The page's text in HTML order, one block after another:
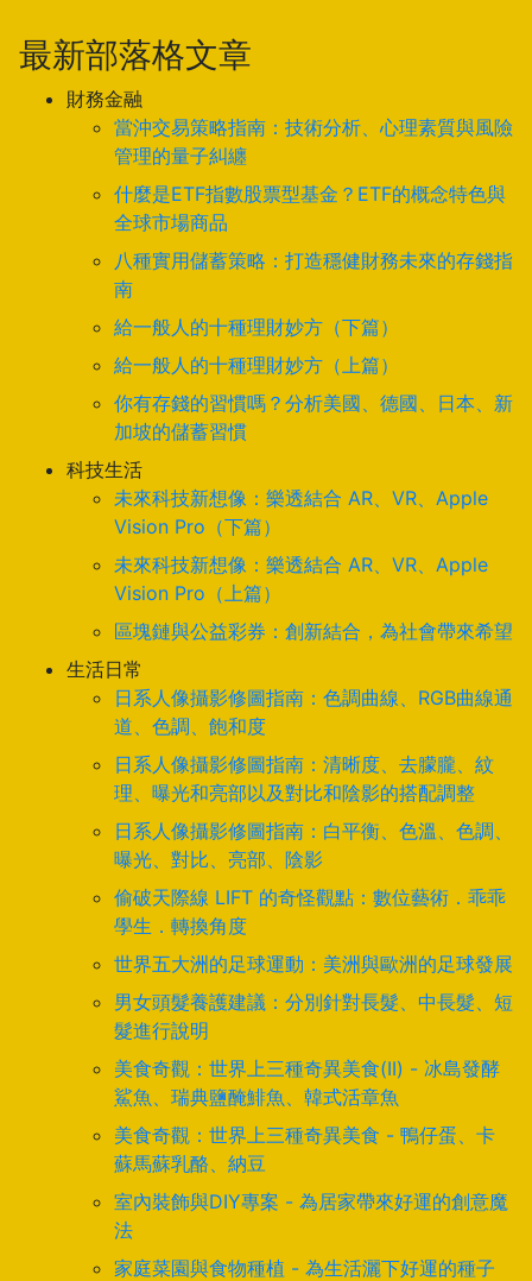
最新部落格文章
財務金融
當沖交易策略指南：技術分析、心理素質與風險
管理的量子糾纏
什麼是ETF指數股票型基金？ETF的概念特色與
全球市場商品
八種實用儲蓄策略：打造穩健財務未來的存錢指
南
給一般人的十種理財妙方（下篇）
給一般人的十種理財妙方（上篇）
你有存錢的習慣嗎？分析美國、德國、日本、新
加坡的儲蓄習慣
科技生活
未來科技新想像：樂透結合 AR、VR、Apple
Vision Pro（下篇）
未來科技新想像：樂透結合 AR、VR、Apple
Vision Pro（上篇）
區塊鏈與公益彩券：創新結合，為社會帶來希望
生活日常
日系人像攝影修圖指南：色調曲線、RGB曲線通
道、色調、飽和度
日系人像攝影修圖指南：清晰度、去朦朧、紋
理、曝光和亮部以及對比和陰影的搭配調整
日系人像攝影修圖指南：白平衡、色溫、色調、
曝光、對比、亮部、陰影
偷破天際線 LIFT 的奇怪觀點：數位藝術．乖乖
學生．轉換角度
世界五大洲的足球運動：美洲與歐洲的足球發展
男女頭髮養護建議：分別針對長髮、中長髮、短
髮進行說明
美食奇觀：世界上三種奇異美食(II) - 冰島發酵
鯊魚、瑞典鹽醃鯡魚、韓式活章魚
美食奇觀：世界上三種奇異美食 - 鴨仔蛋、卡
蘇馬蘇乳酪、納豆
室內裝飾與DIY專案 - 為居家帶來好運的創意魔
法
家庭菜園與食物種植 - 為生活灑下好運的種子